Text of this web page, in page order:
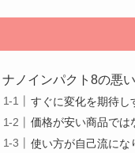
ナノインパクト8の悪
すぐに変化を期待し
価格が安い商品では
使い方が自己流にな